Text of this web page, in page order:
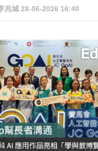
兆城 28-06-2026 16:40